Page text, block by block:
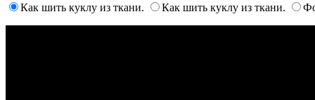
Как шить куклу из ткани. Как шить куклу из ткани.